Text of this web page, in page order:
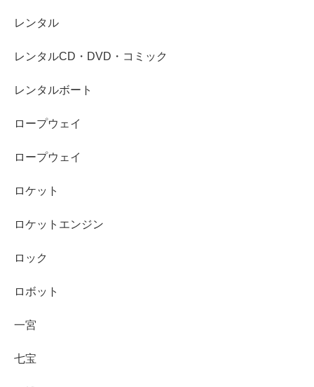
レンタル
レンタルCD・DVD・コミック
レンタルボート
ロープウェイ
ロープウェイ
ロケット
ロケットエンジン
ロック
ロボット
一宮
七宝